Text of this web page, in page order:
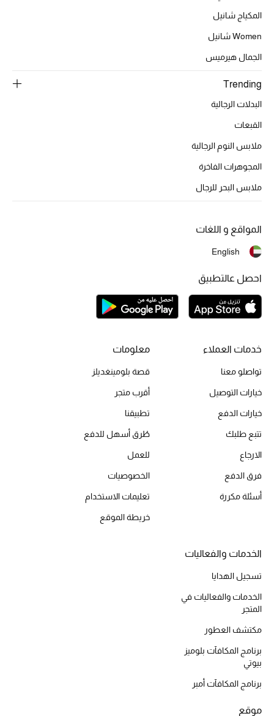
هدايا للأطفال
تشكيلة مستلزمات الأطفال
مستلزمات الأطفال الرضع
مستلزمات البنات (2 - 14 سنة)
مستلزمات الأولاد (2 - 14 سنة)
أبرز المصممين
العودة إلى المدرسة
تسوقوا التشكيلة
مستلزمات المنزل
عرض جميع المنتجات
الهدايا
ما وصلنا حديثا
أبرز المصممين
غرفة الطعام
الأثاث
الحمام
الشموع والعطور المنزلية
مستلزمات المنزل
تسوقوا للمنزل
المكياج شانيل
Women شانيل
الجمال هيرميس
Trending
البدلات الرجالية
القبعات
ملابس النوم الرجالية
المجوهرات الفاخرة
ملابس البحر للرجال
خدمات العملاء
تواصلو معنا
خيارات التوصيل
خيارات الدفع
تتبع طلبك
الارجاع
فرق الدفع
أسئلة مكررة
معلومات
قصة بلومينغديلز
أقرب متجر
تطبيقنا
طُرق أسهل للدفع
للعمل
الخصوصيات
تعليمات الاستخدام
خريطة الموقع
الخدمات والفعاليات
تسجيل الهدايا
الخدمات والفعاليات في
المتجر
مكتشف العطور
برنامج المكافآت بلوميز
بيوتي
برنامج المكافآت أمبر
موقع
المواقع و اللغات
English
احصل عالتطبيق